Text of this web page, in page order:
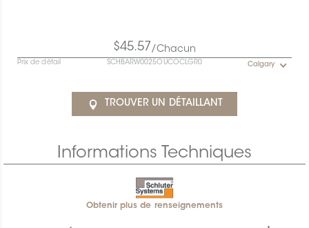
$45.57 /Chacun
Prix de détail SCHBARW0025OUCOCLGR0 Calgary
TROUVER UN DÉTAILLANT
Informations Techniques
Obtenir plus de renseignements